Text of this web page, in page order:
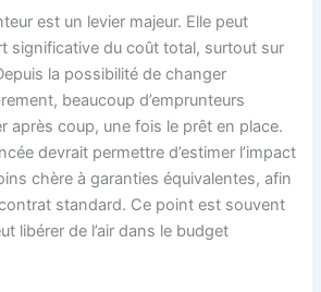
est un levier majeur. Elle peut
significative du coût total, surtout sur
la possibilité de changer
beaucoup d’emprunteurs
après coup, une fois le prêt en place.
devrait permettre d’estimer l’impact
chère à garanties équivalentes, afin
standard. Ce point est souvent
libérer de l’air dans le budget